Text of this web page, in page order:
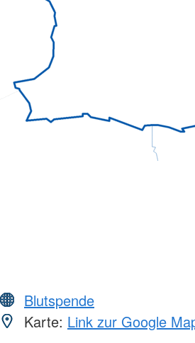
Blutspende
Karte: Link zur Google